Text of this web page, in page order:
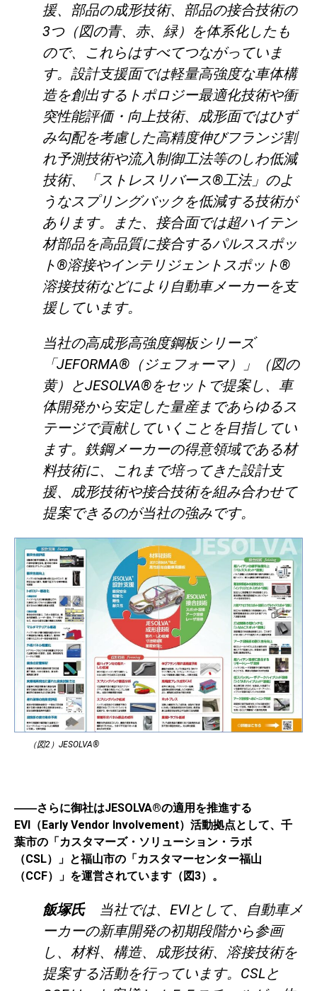
援、部品の成形技術、部品の接合技術の
3つ（図の青、赤、緑）を体系化したも
ので、これらはすべてつながっていま
す。設計支援面では軽量高強度な車体構
造を創出するトポロジー最適化技術や衝
突性能評価・向上技術、成形面ではひず
み勾配を考慮した高精度伸びフランジ割
れ予測技術や流入制御工法等のしわ低減
技術、「ストレスリバース®工法」のよ
うなスプリングバックを低減する技術が
あります。また、接合面では超ハイテン
材部品を高品質に接合するパルススポッ
ト®溶接やインテリジェントスポット®
溶接技術などにより自動車メーカーを支
援しています。
当社の高成形高強度鋼板シリーズ
「JEFORMA®（ジェフォーマ）」（図の
黄）とJESOLVA®をセットで提案し、車
体開発から安定した量産まであらゆるス
テージで貢献していくことを目指してい
ます。鉄鋼メーカーの得意領域である材
料技術に、これまで培ってきた設計支
援、成形技術や接合技術を組み合わせて
提案できるのが当社の強みです。
（図2）JESOLVA®
――さらに御社はJESOLVA®の適用を推進する
EVI（Early Vendor Involvement）活動拠点として、千
葉市の「カスタマーズ・ソリューション・ラボ
（CSL）」と福山市の「カスタマーセンター福山
（CCF）」を運営されています（図3）。
飯塚氏当社では、EVIとして、自動車メ
ーカーの新車開発の初期段階から参画
し、材料、構造、成形技術、溶接技術を
提案する活動を行っています。CSLと